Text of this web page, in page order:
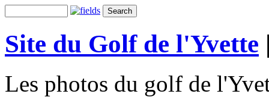
Site du Golf de l'Yvette
Les photos du golf de